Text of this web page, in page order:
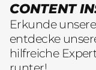
CONTENT
Erkunde
entdecke
hilfreiche